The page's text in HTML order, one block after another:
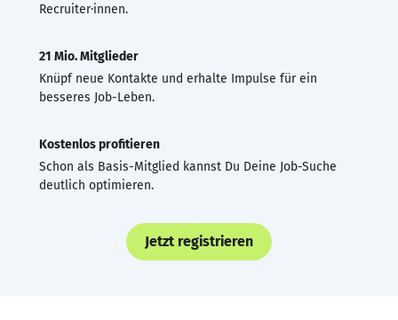
Recruiter·innen.
21 Mio. Mitglieder
Knüpf neue Kontakte und erhalte Impulse für ein
besseres Job-Leben.
Kostenlos profitieren
Schon als Basis-Mitglied kannst Du Deine Job-Suche
deutlich optimieren.
Jetzt registrieren